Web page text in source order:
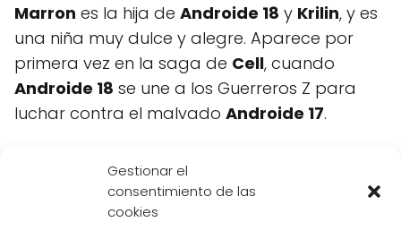
Gestionar el
consentimiento de las
cookies
Marron es la hija de Androide 18 y Krilin, y es
una niña muy dulce y alegre. Aparece por
primera vez en la saga de Cell, cuando
Androide 18 se une a los Guerreros Z para
luchar contra el malvado Androide 17.
habilidades sobrehumanas ni poderes de
combate. Sin embargo, su presencia en la